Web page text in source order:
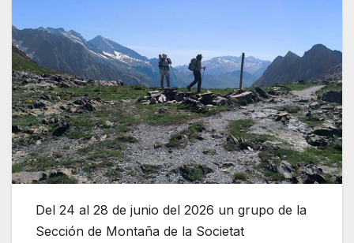
Del 24 al 28 de junio del 2026 un grupo de la
Sección de Montaña de la Societat